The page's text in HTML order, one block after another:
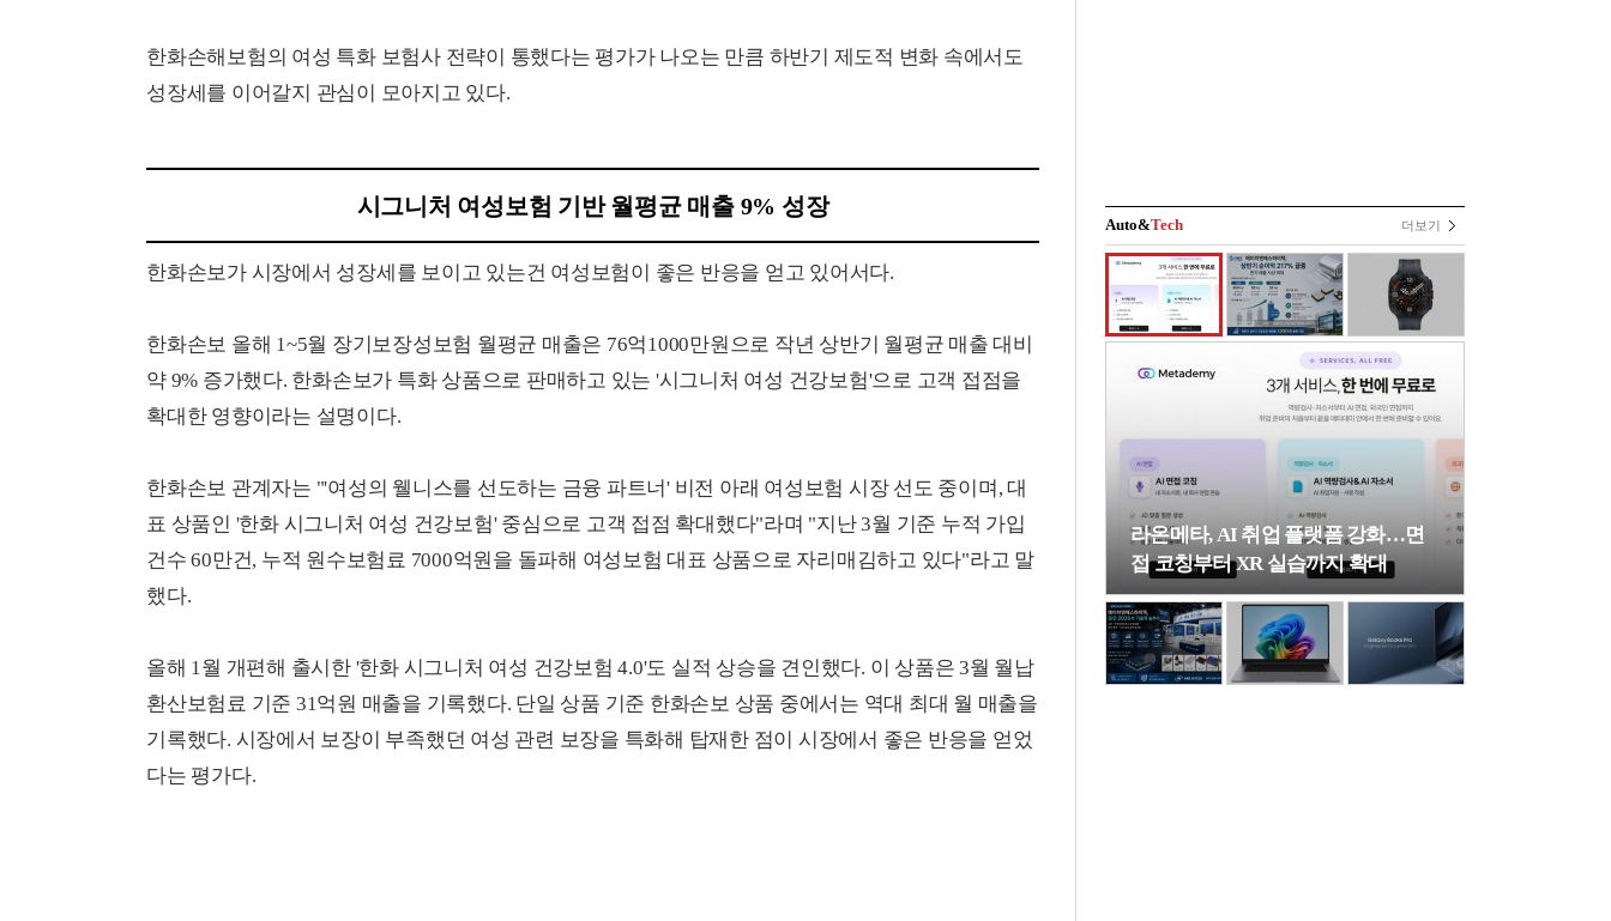
한화손해보험의 여성 특화 보험사 전략이 통했다는 평가가 나오는 만큼 하반기 제도적 변화 속에서도
성장세를 이어갈지 관심이 모아지고 있다.
시그니처 여성보험 기반 월평균 매출 9% 성장
한화손보가 시장에서 성장세를 보이고 있는건 여성보험이 좋은 반응을 얻고 있어서다.
한화손보 올해 1~5월 장기보장성보험 월평균 매출은 76억1000만원으로 작년 상반기 월평균 매출 대비
약 9% 증가했다. 한화손보가 특화 상품으로 판매하고 있는 '시그니처 여성 건강보험'으로 고객 접점을
확대한 영향이라는 설명이다.
한화손보 관계자는 "'여성의 웰니스를 선도하는 금융 파트너' 비전 아래 여성보험 시장 선도 중이며, 대
표 상품인 '한화 시그니처 여성 건강보험' 중심으로 고객 접점 확대했다"라며 "지난 3월 기준 누적 가입
건수 60만건, 누적 원수보험료 7000억원을 돌파해 여성보험 대표 상품으로 자리매김하고 있다"라고 말
했다.
올해 1월 개편해 출시한 '한화 시그니처 여성 건강보험 4.0'도 실적 상승을 견인했다. 이 상품은 3월 월납
환산보험료 기준 31억원 매출을 기록했다. 단일 상품 기준 한화손보 상품 중에서는 역대 최대 월 매출을
기록했다. 시장에서 보장이 부족했던 여성 관련 보장을 특화해 탑재한 점이 시장에서 좋은 반응을 얻었
다는 평가다.
Auto&Tech 더보기
라온메타, AI 취업 플랫폼 강화…면
접 코칭부터 XR 실습까지 확대